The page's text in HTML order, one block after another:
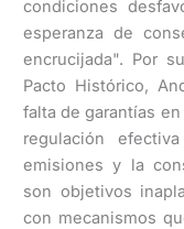
condiciones
esperanza de
encrucijada". Por
Pacto Histórico,
falta de garantías
regulación
emisiones y la
son objetivos
con mecanismos